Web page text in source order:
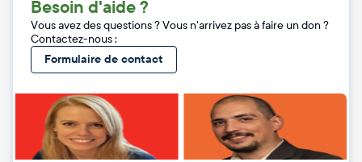
Besoin d'aide ?
Vous avez des questions ? Vous n'arrivez pas à faire un don ?
Contactez-nous :
Formulaire de contact